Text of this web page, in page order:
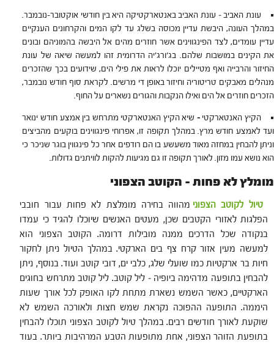
עונת האביב – עונת האביב באנטארקטיקה היא בין חודשי אוקטובר-נובמבר.
במהלך העונה, היבשת עדיין מכוסה בשלג עד לקו המים והקרחונים הענקיים
עדיין עומדים, לצד הפינגווינים אשר חוזרים מהים אל היבשה בהמוניהם ובונים
את הקינים במושבות שלהם. בג'ורג'יה הדרומית זהו למעשה שיאה של עונת
החיזור והרבייה ואף מטיילים יוכלו לראות את פילי הים, שידועים בכך שהזכרים
מנהלים מאבקים טריטוריה וחיזור באופן די מרשים. לקראת סוף חודש נובמבר,
הזכרים חוזרים אל הים ואילו הנקבות והגורים נשארים על החוף.
הקיץ האנטארקטי– שיא הקיץ האנטארקטי מתרחש בין אמצע חודש ינואר
ועד לאמצע חודש מרץ. במהלך תקופה זו, אפרוחי פינגווינים בוקעים מהביצים
וניתן להבחין במחזה מאוד משעשע בו הם רודפים אחר כל פינגווין בוגר שניכר כי
הוא נושא עמו מזון. לאורך תקופה זו גם מגיעות להקות לוויתנים גדולות.
מומלץ לא פחות – הקוטב הצפוני
טיול לקוטב הצפוני מהווה בחירה מומלצת לא פחות עבור חובבי
הפלגות לאזורי הקטבים שכן, מעטים האנשים שיוכלו להגיד כי עמדו
בנקודה שכל הדרכים ממנה מובילות דרומה. הקוטב הצפוני הוא
למעשה מעין אזור קרח צף בים הארקטי. במהלך הטיול ניתן לחקור
חיות בר ארקטיות כמו שועלי שלג, כלבי ים, דובי קוטב ועוד. בנוסף, ניתן
להבחין בתופעה מדהימה ביופיה – ליל קוטב. ליל קוטב מתרחש בחוגים
הארקטיים, כאשר השמש נשארת מתחת לקו האופק לכל אורך שעות
היממה. התופעה ההפוכה נקראת שמש חצות ולאורכה השמש לא
שוקעת לאורך חודשים רבים. במהלך טיול לקוטב הצפוני תוכלו להבחין
בתופעת הזוהר הצפוני, אחת מתופעות הטבע המרהיבות ביותר. בעוד